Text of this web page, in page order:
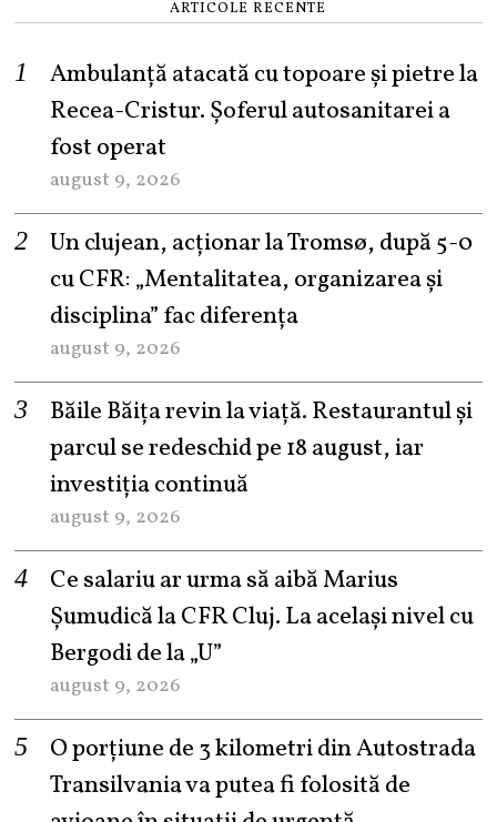
ARTICOLE RECENTE
Ambulanță atacată cu topoare și pietre la
Recea-Cristur. Șoferul autosanitarei a
fost operat
august 9, 2026
Un clujean, acționar la Tromsø, după 5-0
cu CFR: „Mentalitatea, organizarea și
disciplina” fac diferența
august 9, 2026
Băile Băița revin la viață. Restaurantul și
parcul se redeschid pe 18 august, iar
investiția continuă
august 9, 2026
Ce salariu ar urma să aibă Marius
Șumudică la CFR Cluj. La același nivel cu
Bergodi de la „U”
august 9, 2026
O porțiune de 3 kilometri din Autostrada
Transilvania va putea fi folosită de